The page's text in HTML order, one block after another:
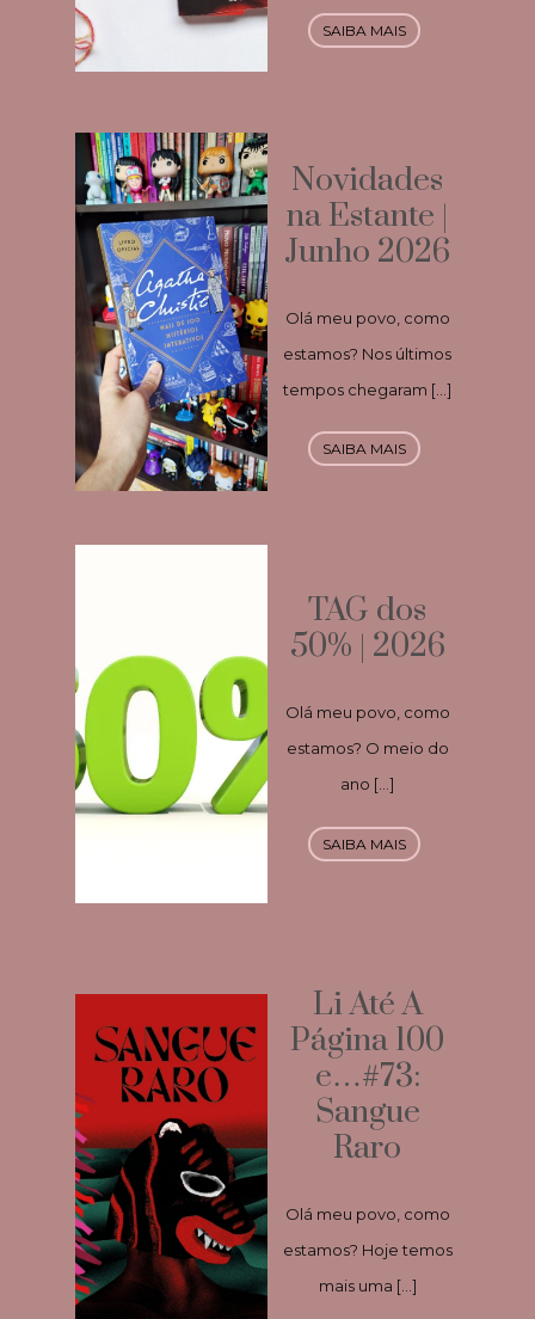
SAIBA MAIS
Novidades
na Estante |
Junho 2026
Olá meu povo, como
estamos? Nos últimos
tempos chegaram […]
SAIBA MAIS
TAG dos
50% | 2026
Olá meu povo, como
estamos? O meio do
ano […]
SAIBA MAIS
Li Até A
Página 100
e…#73:
Sangue
Raro
Olá meu povo, como
estamos? Hoje temos
mais uma […]